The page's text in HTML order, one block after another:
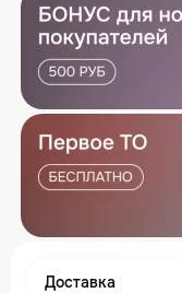
Доставка